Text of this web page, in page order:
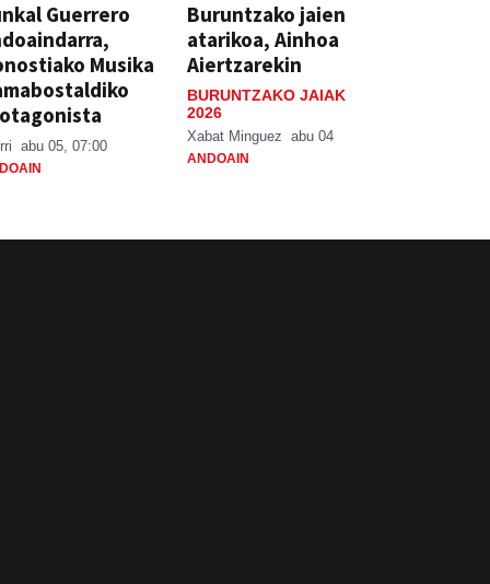
Guerrero
Musika
abu 05, 07:00
Buruntzako jaien
atarikoa, Ainhoa
Aiertzarekin
BURUNTZAKO JAIAK
2026
Xabat Minguez abu 04
ANDOAIN